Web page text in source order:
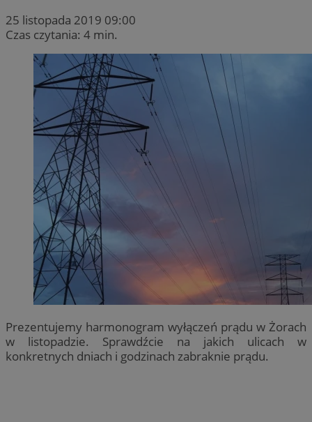
25 listopada 2019 09:00
Czas czytania: 4 min.
Prezentujemy harmonogram wyłączeń prądu w Żorach
w listopadzie. Sprawdźcie na jakich ulicach w
konkretnych dniach i godzinach zabraknie prądu.